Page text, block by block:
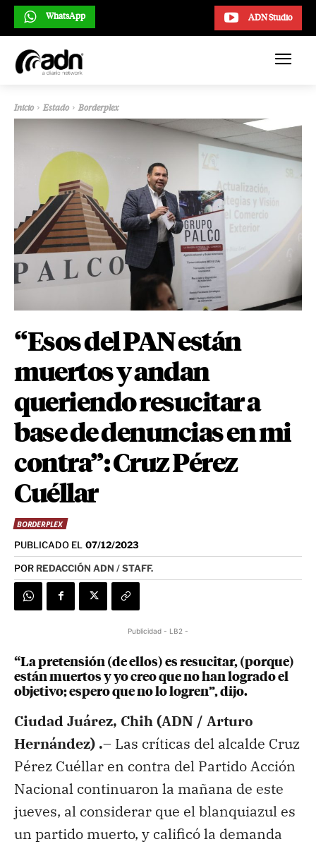
ADN Studio
WhatsApp
Inicio Estado Borderplex
“Esos del PAN están
muertos y andan
queriendo resucitar a
base de denuncias en mi
contra”: Cruz Pérez
Cuéllar
BORDERPLEX
PUBLICADO EL 07/12/2023
POR REDACCIÓN ADN / STAFF.
Publicidad - LB2 -
“La pretensión (de ellos) es resucitar, (porque)
están muertos y yo creo que no han logrado el
objetivo; espero que no lo logren”, dijo.
Ciudad Juárez, Chih (ADN / Arturo
Hernández) .– Las críticas del alcalde Cruz
Pérez Cuéllar en contra del Partido Acción
Nacional continuaron la mañana de este
jueves, al considerar que el blanquiazul es
un partido muerto, y calificó la demanda